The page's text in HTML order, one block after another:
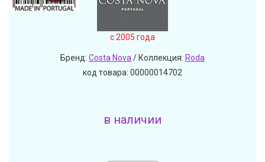
c 2005 года
Бренд: Costa Nova/ Коллекция: Roda
код товара: 00000014702
в наличии